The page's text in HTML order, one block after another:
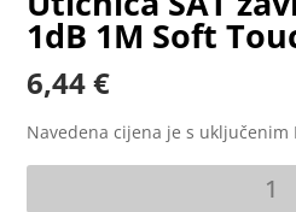
1dB 1M Soft
6,44€
Navedena cijena je s uključenim